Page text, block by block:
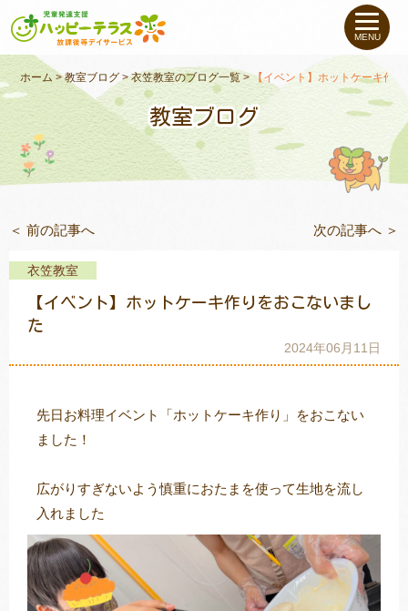
私たちについて
未就学のお子さま（０〜６才）
小学生〜高校生のお子さま
支援事例
教室一覧
トレキング DIDIM
MENU
ホーム >教室ブログ>衣笠教室のブログ一覧>【イベント】ホットケーキ作
教室ブログ
＜ 前の記事へ 次の記事へ ＞
衣笠教室
【イベント】ホットケーキ作りをおこないまし
た
2024年06月11日
先日お料理イベント「ホットケーキ作り」をおこない
ました！
広がりすぎないよう慎重におたまを使って生地を流し
入れました